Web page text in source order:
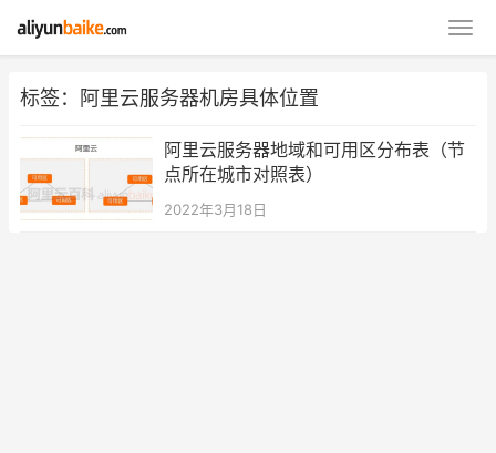
标签：阿里云服务器机房具体位置
阿里云服务器地域和可用区分布表（节
点所在城市对照表）
2022年3月18日